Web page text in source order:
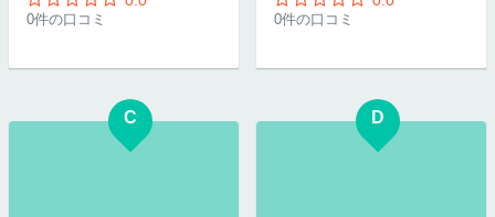
0件の口コミ 0件の口コミ
C D